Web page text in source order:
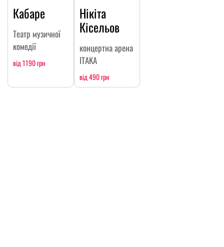
Кабаре
Театр музичної
комедії
від 1190 грн
Нікіта
Кісельов
концертна арена
ITAKA
від 490 грн